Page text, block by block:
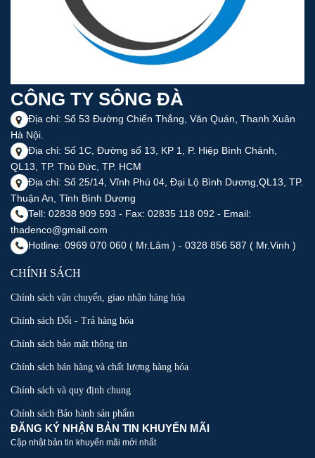
CÔNG TY SÔNG ĐÀ
Địa chỉ: Số 53 Đường Chiến Thắng, Văn Quán, Thanh Xuân
Hà Nội.
Địa chỉ: Số 1C, Đường số 13, KP 1, P. Hiệp Bình Chánh,
QL13, TP. Thủ Đức, TP. HCM
Địa chỉ: Số 25/14, Vĩnh Phú 04, Đại Lộ Bình Dương,QL13, TP.
Thuận An, Tỉnh Bình Dương
Tell: 02838 909 593 - Fax: 02835 118 092 - Email:
thadenco@gmail.com
Hotline: 0969 070 060 ( Mr.Lâm ) - 0328 856 587 ( Mr.Vinh )
CHÍNH SÁCH
Chính sách vận chuyển, giao nhận hàng hóa
Chính sách Đổi - Trả hàng hóa
Chính sách bảo mật thông tin
Chính sách bán hàng và chất lượng hàng hóa
Chính sách và quy định chung
Chính sách Bảo hành sản phẩm
ĐĂNG KÝ NHẬN BẢN TIN KHUYẾN MÃI
Cập nhật bản tin khuyến mãi mới nhất